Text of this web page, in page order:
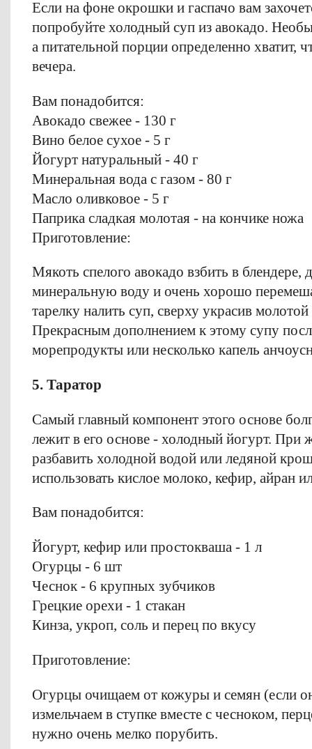
Если на фоне окрошки и гаспачо вам
попробуйте холодный суп из авокадо.
а питательной порции определенно хватит,
вечера.
Вам понадобится:
Авокадо свежее - 130 г
Вино белое сухое - 5 г
Йогурт натуральный - 40 г
Минеральная вода с газом - 80 г
Масло оливковое - 5 г
Паприка сладкая молотая - на кончике ножа
Приготовление:
Мякоть спелого авокадо взбить в блендере,
минеральную воду и очень хорошо
тарелку налить суп, сверху украсив
Прекрасным дополнением к этому супу
морепродукты или несколько капель
5. Таратор
Самый главный компонент этого основе
лежит в его основе - холодный йогурт. При
разбавить холодной водой или ледяной
использовать кислое молоко, кефир, айран
Вам понадобится:
Йогурт, кефир или простокваша - 1 л
Огурцы - 6 шт
Чеснок - 6 крупных зубчиков
Грецкие орехи - 1 стакан
Кинза, укроп, cоль и перец по вкусу
Приготовление:
Огурцы очищаем от кожуры и семян (если
измельчаем в ступке вместе с чесноком,
нужно очень мелко порубить.